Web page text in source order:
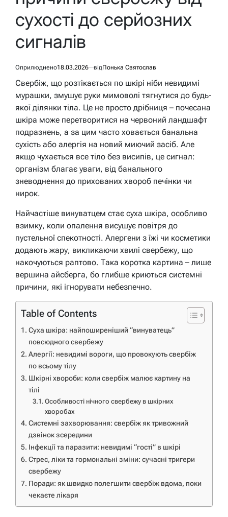
сухості до серйозних
сигналів
Оприлюднено18.03.2026 відПонька Святослав
Свербіж, що розтікається по шкірі ніби невидимі
мурашки, змушує руки мимоволі тягнутися до будь-
якої ділянки тіла. Це не просто дрібниця – почесана
шкіра може перетворитися на червоний ландшафт
подразнень, а за цим часто ховається банальна
сухість або алергія на новий миючий засіб. Але
якщо чухається все тіло без висипів, це сигнал:
організм благає уваги, від банального
зневоднення до прихованих хвороб печінки чи
нирок.
Найчастіше винуватцем стає суха шкіра, особливо
взимку, коли опалення висушує повітря до
пустельної спекотності. Алергени з їжі чи косметики
додають жару, викликаючи хвилі свербежу, що
накочуються раптово. Така коротка картина – лише
вершина айсберга, бо глибше криються системні
причини, які ігнорувати небезпечно.
Table of Contents
Суха шкіра: найпоширеніший “винуватець”
повсюдного свербежу
Алергії: невидимі вороги, що провокують свербіж
по всьому тілу
Шкірні хвороби: коли свербіж малює картину на
тілі
Особливості нічного свербежу в шкірних
хворобах
Системні захворювання: свербіж як тривожний
дзвінок зсередини
Інфекції та паразити: невидимі “гості” в шкірі
Стрес, ліки та гормональні зміни: сучасні тригери
свербежу
Поради: як швидко полегшити свербіж вдома, поки
чекаєте лікаря